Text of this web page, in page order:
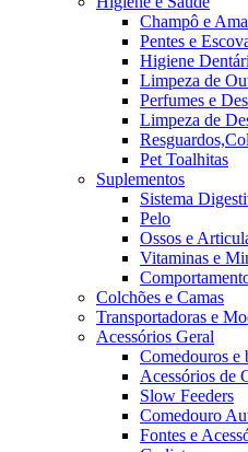
Champô e
Pentes e
Higiene
Limpeza de
Perfumes e
Limpeza de
Pet Toalhitas
Suplementos
Sistema
Pelo
Ossos e
Vitaminas e
Colchões e Camas
Transportadoras e
Acessórios Geral
Comedouros e
Acessórios de
Slow Feeders
Comedouro
Fontes e